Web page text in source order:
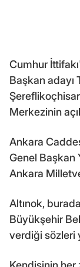
Cumhur
Başkan adayı
Merkezinin
Ankara
Genel Başkan
Ankara
Altınok,
Büyükşehir
verdiği sözleri